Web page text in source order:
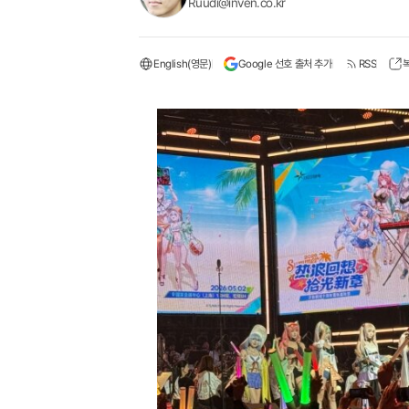
English(영문) Google 선호 출처 추가 RSS